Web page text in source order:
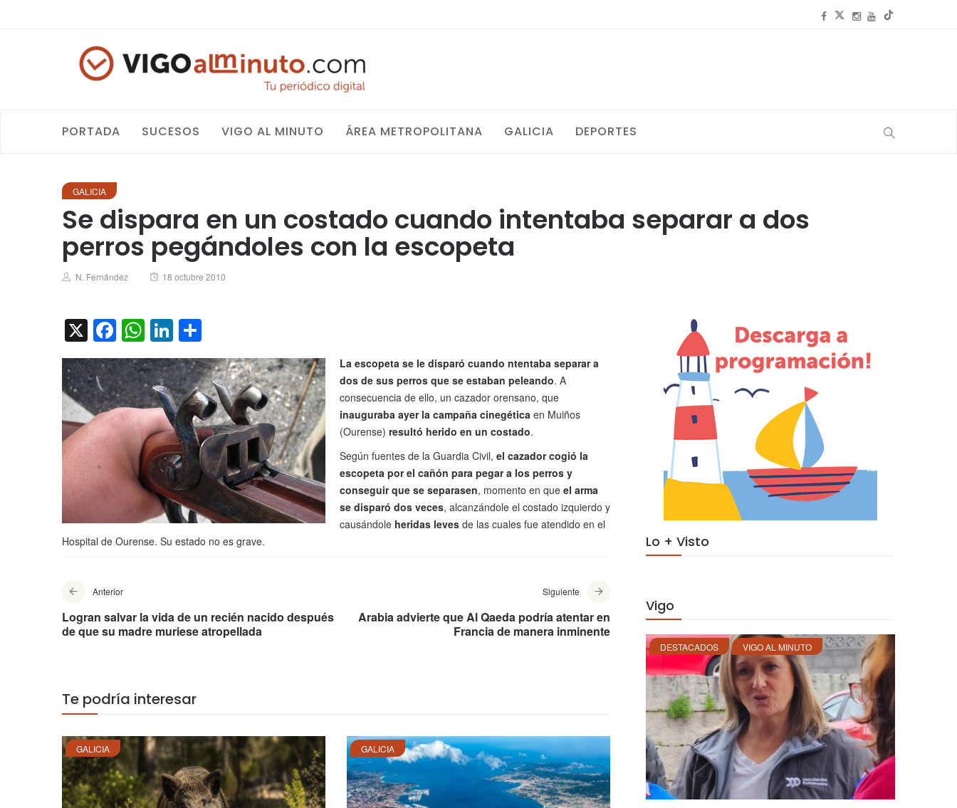
PORTADA SUCESOS VIGO AL MINUTO ÁREA METROPOLITANA GALICIA DEPORTES
GALICIA
Se dispara en un costado cuando intentaba separar a dos
perros pegándoles con la escopeta
Author
N. Fernández
Posted
18 octubre 2010
X Facebook
WhatsApp
LinkedIn
La escopeta se le disparó cuando ntentaba separar a
dos de sus perros que se estaban peleando. A
consecuencia de ello, un cazador orensano, que
inauguraba ayer la campaña cinegética en Muiños
(Ourense) resultó herido en un costado.
Según fuentes de la Guardia Civil, el cazador cogió la
escopeta por el cañón para pegar a los perros y
conseguir que se separasen, momento en que el arma
se disparó dos veces, alcanzándole el costado izquierdo y
causándole heridas leves de las cuales fue atendido en el
Hospital de Ourense. Su estado no es grave.
Anterior
Logran salvar la vida de un recién nacido después
de que su madre muriese atropellada
Siguiente
Arabia advierte que Al Qaeda podría atentar en
Francia de manera inminente
Te podría interesar
GALICIA GALICIA
Lo + Visto
Vigo
DESTACADOS VIGO AL MINUTO